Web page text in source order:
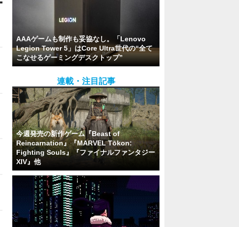
AAAゲームも制作も妥協なし。「Lenovo
Legion Tower 5」はCore Ultra世代の“全て
こなせるゲーミングデスクトップ”
連載・注目記事
今週発売の新作ゲーム『Beast of
Reincarnation』『MARVEL Tōkon:
Fighting Souls』『ファイナルファンタジー
XIV』他